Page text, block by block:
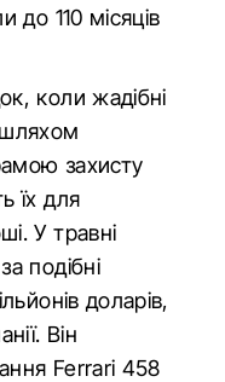
до 110 місяців
коли жадібні
захисту
їх для
У травні
подібні
доларів,
Він
Ferrari 458